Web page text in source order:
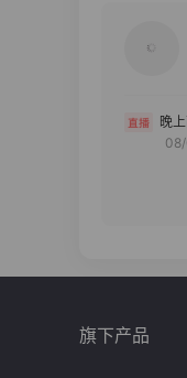
晚
旗下产品